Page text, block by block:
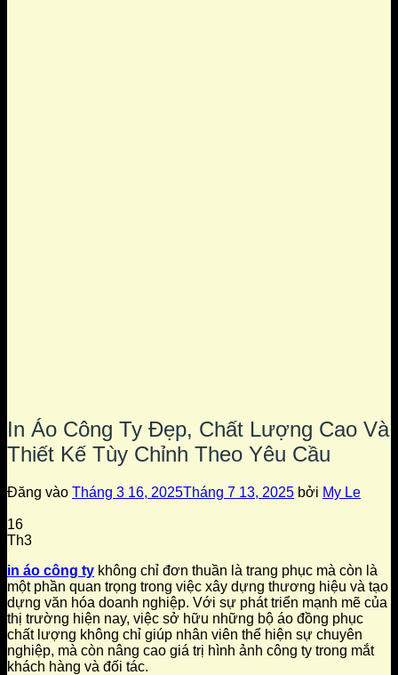
In Áo Công Ty Đẹp, Chất Lượng Cao Và
Thiết Kế Tùy Chỉnh Theo Yêu Cầu
Đăng vào Tháng 3 16, 2025Tháng 7 13, 2025 bởi My Le
16
Th3
in áo công ty không chỉ đơn thuần là trang phục mà còn là
một phần quan trọng trong việc xây dựng thương hiệu và tạo
dựng văn hóa doanh nghiệp. Với sự phát triển mạnh mẽ của
thị trường hiện nay, việc sở hữu những bộ áo đồng phục
chất lượng không chỉ giúp nhân viên thể hiện sự chuyên
nghiệp, mà còn nâng cao giá trị hình ảnh công ty trong mắt
khách hàng và đối tác.